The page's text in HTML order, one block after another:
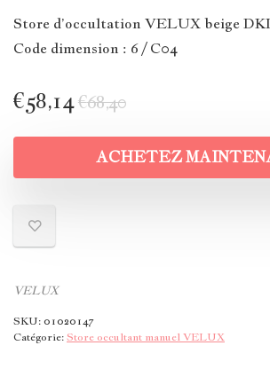
Store d’occultation VELUX beige
Code dimension : 6 / C04
€68,40
€58,14
ACHETEZ
VELUX
SKU:01020147
Catégorie:Store occultant manuel VELUX